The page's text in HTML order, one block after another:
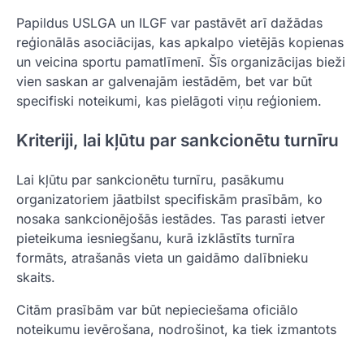
Papildus USLGA un ILGF var pastāvēt arī dažādas
reģionālās asociācijas, kas apkalpo vietējās kopienas
un veicina sportu pamatlīmenī. Šīs organizācijas bieži
vien saskan ar galvenajām iestādēm, bet var būt
specifiski noteikumi, kas pielāgoti viņu reģioniem.
Kriteriji, lai kļūtu par sankcionētu turnīru
Lai kļūtu par sankcionētu turnīru, pasākumu
organizatoriem jāatbilst specifiskām prasībām, ko
nosaka sankcionējošās iestādes. Tas parasti ietver
pieteikuma iesniegšanu, kurā izklāstīts turnīra
formāts, atrašanās vieta un gaidāmo dalībnieku
skaits.
Citām prasībām var būt nepieciešama oficiālo
noteikumu ievērošana, nodrošinot, ka tiek izmantots